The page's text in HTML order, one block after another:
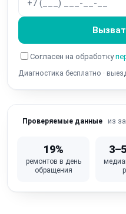
Согласен на обработку
Диагностика бесплатно ·
Проверяемые данные из
19%
ремонтов в день
обращения